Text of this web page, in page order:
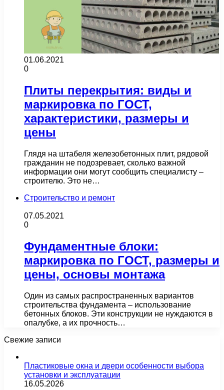
01.06.2021
0
Плиты перекрытия: виды и
маркировка по ГОСТ,
характеристики, размеры и
цены
Глядя на штабеля железобетонных плит, рядовой
гражданин не подозревает, сколько важной
информации они могут сообщить специалисту –
строителю. Это не…
Строительство и ремонт
07.05.2021
0
Фундаментные блоки:
маркировка по ГОСТ, размеры и
цены, основы монтажа
Один из самых распространенных вариантов
строительства фундамента – использование
бетонных блоков. Эти конструкции не нуждаются в
опалубке, а их прочность…
Свежие записи
Пластиковые окна и двери особенности выбора
установки и эксплуатации
16.05.2026